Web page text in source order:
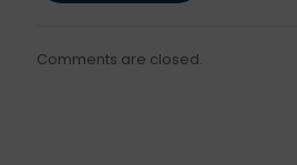
Comments are closed.